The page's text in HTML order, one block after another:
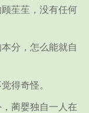
苼苼，没有任何
分，怎么能就自
得奇怪。
蔺婴独自一人在